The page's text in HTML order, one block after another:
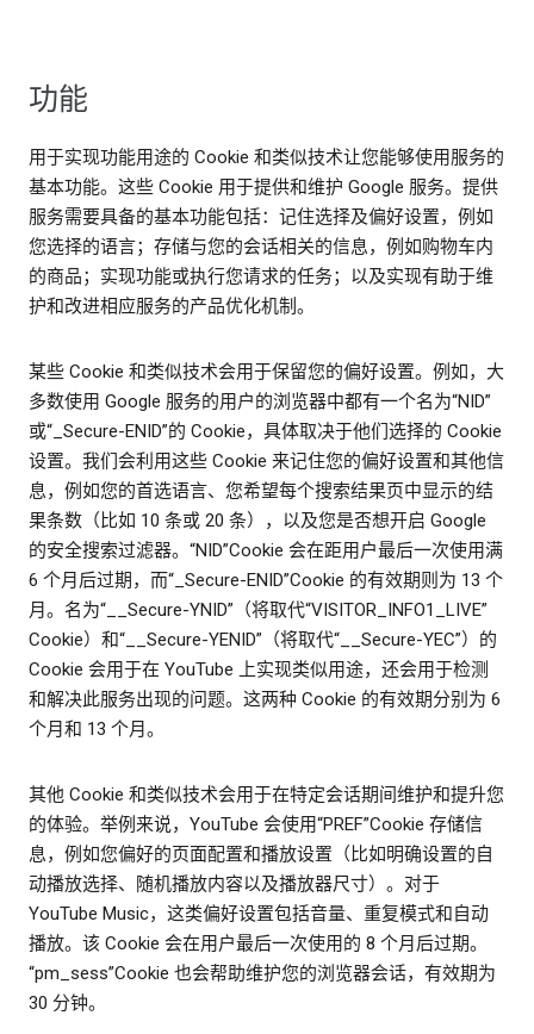
功能
用于实现功能用途的 Cookie 和类似技术让您能够使用服务的
基本功能。这些 Cookie 用于提供和维护 Google 服务。提供
服务需要具备的基本功能包括：记住选择及偏好设置，例如
您选择的语言；存储与您的会话相关的信息，例如购物车内
的商品；实现功能或执行您请求的任务；以及实现有助于维
护和改进相应服务的产品优化机制。
某些 Cookie 和类似技术会用于保留您的偏好设置。例如，大
多数使用 Google 服务的用户的浏览器中都有一个名为“NID”
或“_Secure-ENID”的 Cookie，具体取决于他们选择的 Cookie
设置。我们会利用这些 Cookie 来记住您的偏好设置和其他信
息，例如您的首选语言、您希望每个搜索结果页中显示的结
果条数（比如 10 条或 20 条），以及您是否想开启 Google
的安全搜索过滤器。“NID”Cookie 会在距用户最后一次使用满
6 个月后过期，而“_Secure-ENID”Cookie 的有效期则为 13 个
月。名为“__Secure-YNID”（将取代“VISITOR_INFO1_LIVE”
Cookie）和“__Secure-YENID”（将取代“__Secure-YEC”）的
Cookie 会用于在 YouTube 上实现类似用途，还会用于检测
和解决此服务出现的问题。这两种 Cookie 的有效期分别为 6
个月和 13 个月。
其他 Cookie 和类似技术会用于在特定会话期间维护和提升您
的体验。举例来说，YouTube 会使用“PREF”Cookie 存储信
息，例如您偏好的页面配置和播放设置（比如明确设置的自
动播放选择、随机播放内容以及播放器尺寸）。对于
YouTube Music，这类偏好设置包括音量、重复模式和自动
播放。该 Cookie 会在用户最后一次使用的 8 个月后过期。
“pm_sess”Cookie 也会帮助维护您的浏览器会话，有效期为
30 分钟。